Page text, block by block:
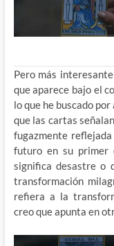
Pero más
que aparece bajo el
lo que he buscado
que las cartas
fugazmente
futuro en su primer
significa desastre o
transformación
refiera a la
creo que apunta en